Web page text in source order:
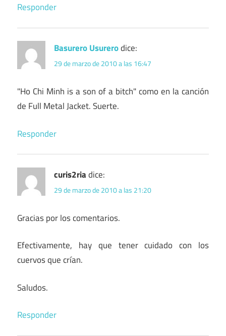
Responder
Basurero Usurerodice:
29 de marzo de 2010 a las 16:47
"Ho Chi Minh is a son of a bitch" como en la canción
de Full Metal Jacket. Suerte.
Responder
curis2riadice:
29 de marzo de 2010 a las 21:20
Gracias por los comentarios.
Efectivamente, hay que tener cuidado con los
cuervos que crían.
Saludos.
Responder